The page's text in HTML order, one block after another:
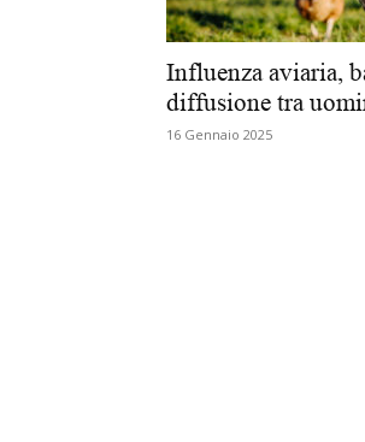
Influenza aviaria,
diffusione tra
16 Gennaio 2025